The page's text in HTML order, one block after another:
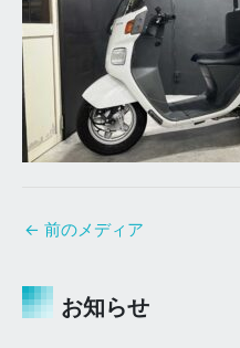
← 前のメディア
お知らせ